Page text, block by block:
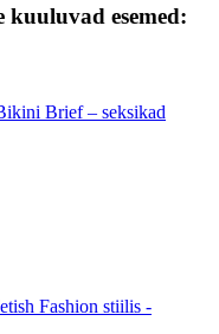
kuuluvad esemed: